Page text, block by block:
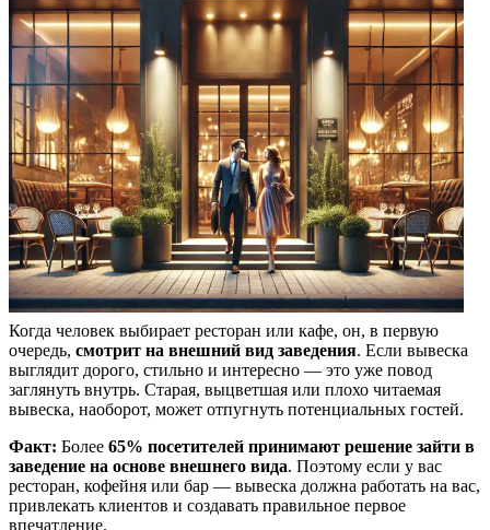
Когда человек выбирает ресторан или кафе, он, в первую
очередь, смотрит на внешний вид заведения. Если вывеска
выглядит дорого, стильно и интересно — это уже повод
заглянуть внутрь. Старая, выцветшая или плохо читаемая
вывеска, наоборот, может отпугнуть потенциальных гостей.
Факт: Более 65% посетителей принимают решение зайти в
заведение на основе внешнего вида. Поэтому если у вас
ресторан, кофейня или бар — вывеска должна работать на вас,
привлекать клиентов и создавать правильное первое
впечатление.